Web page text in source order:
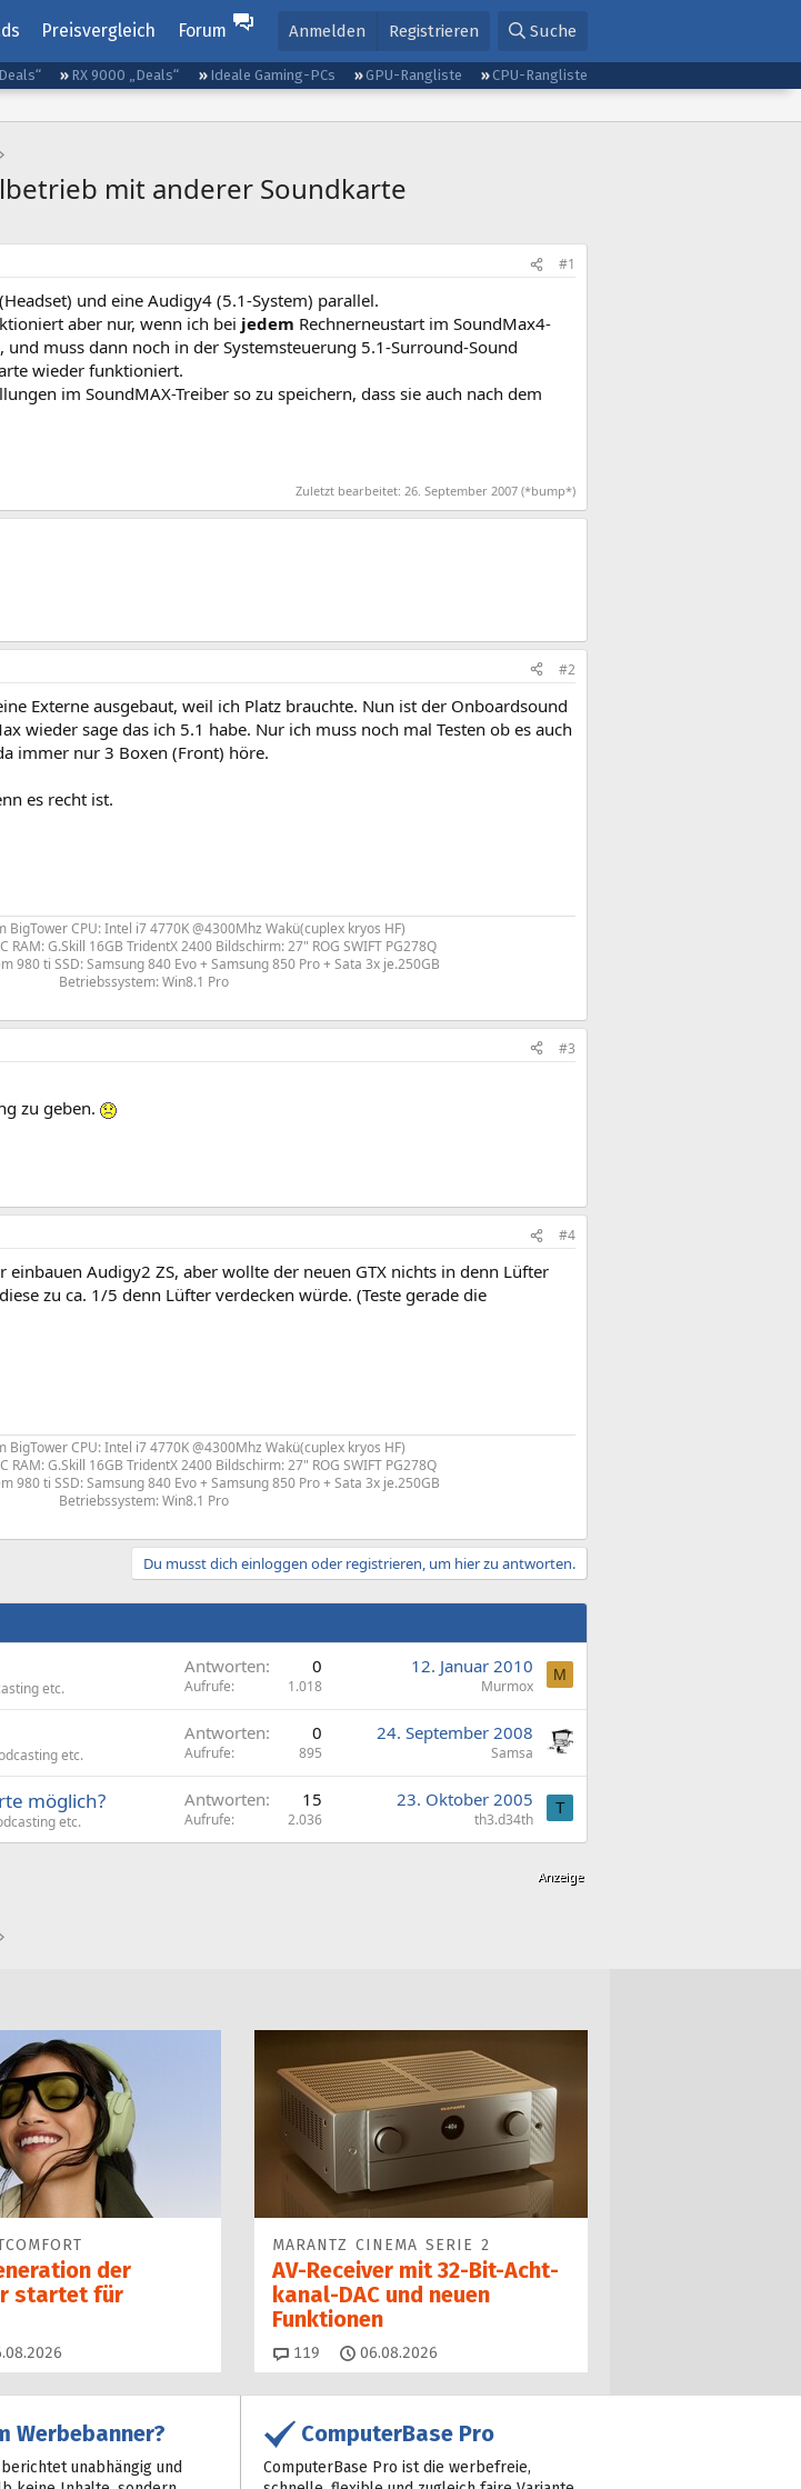
Preisvergleich Forum Anmelden Registrieren Suche
RX 9000 „Deals“ Ideale Gaming-PCs GPU-Rangliste
CPU-Rangliste
mit anderer Soundkarte
#1
und eine Audigy4 (5.1-System) parallel.
aber nur, wenn ich bei jedem Rechnerneustart im SoundMax4-
muss dann noch in der Systemsteuerung 5.1-Surround-Sound
wieder funktioniert.
im SoundMAX-Treiber so zu speichern, dass sie auch nach dem
Zuletzt bearbeitet: 26. September 2007 (*bump*)
#2
Externe ausgebaut, weil ich Platz brauchte. Nun ist der Onboardsound
wieder sage das ich 5.1 habe. Nur ich muss noch mal Testen ob es auch
immer nur 3 Boxen (Front) höre.
es recht ist.
BigTower CPU: Intel i7 4770K @4300Mhz Wakü(cuplex kryos HF)
RAM: G.Skill 16GB TridentX 2400 Bildschirm: 27" ROG SWIFT PG278Q
980 ti SSD: Samsung 840 Evo + Samsung 850 Pro + Sata 3x je.250GB
Betriebssystem: Win8.1 Pro
#3
zu geben.
#4
einbauen Audigy2 ZS, aber wollte der neuen GTX nichts in denn Lüfter
zu ca. 1/5 denn Lüfter verdecken würde. (Teste gerade die
BigTower CPU: Intel i7 4770K @4300Mhz Wakü(cuplex kryos HF)
RAM: G.Skill 16GB TridentX 2400 Bildschirm: 27" ROG SWIFT PG278Q
980 ti SSD: Samsung 840 Evo + Samsung 850 Pro + Sata 3x je.250GB
Betriebssystem: Win8.1 Pro
Du musst dich einloggen oder registrieren, um hier zu antworten.
etc.
Antworten 0
Aufrufe 1.018
12. Januar 2010
Murmox
M
etc.
Antworten 0
Aufrufe 895
24. September 2008
Samsa
möglich?
etc.
Antworten 15
Aufrufe 2.036
23. Oktober 2005
th3.d34th
T
der
startet für
MARANTZ CINEMA SERIE 2
AV-Receiver mit 32-Bit-Acht­
kanal-DAC und neuen
Funktionen
119 Kommentare
06.08.2026
Werbebanner?
unabhängig und
ComputerBase Pro
ComputerBase Pro ist die werbefreie,